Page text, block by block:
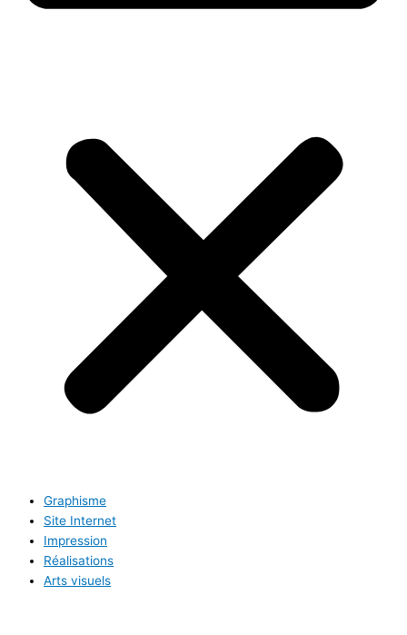
Graphisme
Site Internet
Impression
Réalisations
Arts visuels